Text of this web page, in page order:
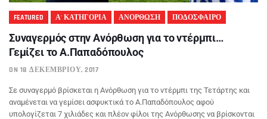
FEATURED Α' ΚΑΤΗΓΟΡΙΑ ΑΝΟΡΘΩΣΗ ΠΟΔΟΣΦΑΙΡΟ
Συναγερμός στην Ανόρθωση για το ντέρμπι…
Γεμίζει το Α.Παπαδόπουλος
ON 18 ΔΕΚΕΜΒΡΊΟΥ, 2017
Σε συναγερμό βρίσκεται η Ανόρθωση για το ντέρμπι της Τετάρτης και
αναμένεται να γεμίσει ασφυκτικά το Α.Παπαδόπουλος αφού
υπολογίζεται 7 χιλιάδες και πλέον φίλοι της Ανόρθωσης να βρίσκονται